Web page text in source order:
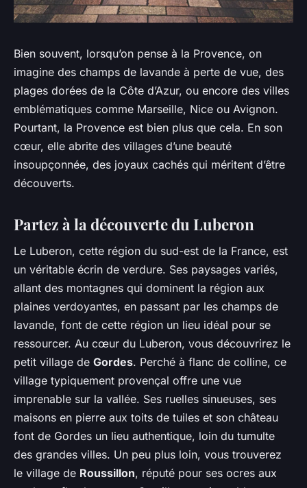
Bien souvent, lorsqu’on pense à la Provence, on
imagine des champs de lavande à perte de vue, des
plages dorées de la Côte d’Azur, ou encore des villes
emblématiques comme Marseille, Nice ou Avignon.
Pourtant, la Provence est bien plus que cela. En son
cœur, elle abrite des villages d’une beauté
insoupçonnée, des joyaux cachés qui méritent d’être
découverts.
Partez à la découverte du Luberon
Le Luberon, cette région du sud-est de la France, est
un véritable écrin de verdure. Ses paysages variés,
allant des montagnes qui dominent la région aux
plaines verdoyantes, en passant par les champs de
lavande, font de cette région un lieu idéal pour se
ressourcer. Au cœur du Luberon, vous découvrirez le
petit village de Gordes. Perché à flanc de colline, ce
village typiquement provençal offre une vue
imprenable sur la vallée. Ses ruelles sinueuses, ses
maisons en pierre aux toits de tuiles et son château
font de Gordes un lieu authentique, loin du tumulte
des grandes villes. Un peu plus loin, vous trouverez
le village de Roussillon, réputé pour ses ocres aux